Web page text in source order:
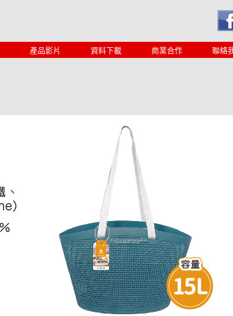
產品影片 資料下載 商業合作 聯絡